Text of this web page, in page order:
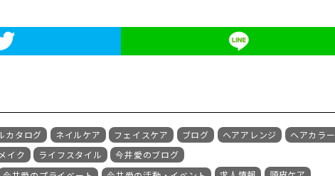
カタログ ネイルケア フェイスケア ブログ ヘアアレンジ
ヘアカラー
イク ライフスタイル
今井愛のブログ